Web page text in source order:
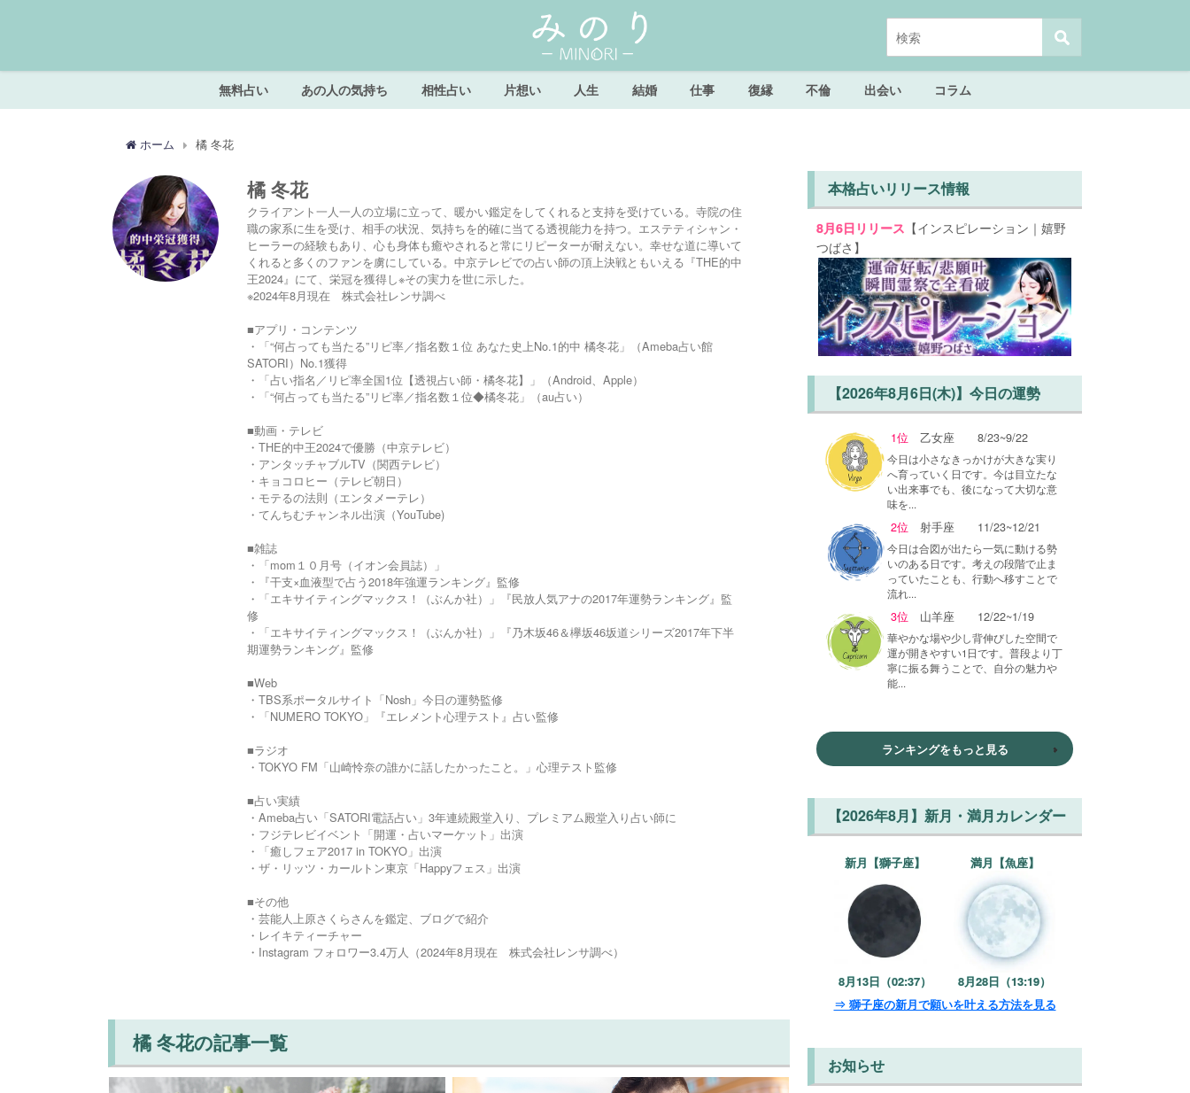
無料占い あの人の気持ち 相性占い 片想い 人生 結婚 仕事 復縁 不倫 出会い コラム
ホーム 橘 冬花
橘 冬花
クライアント一人一人の立場に立って、暖かい鑑定をしてくれると支持を受けている。寺院の住
職の家系に生を受け、相手の状況、気持ちを的確に当てる透視能力を持つ。エステティシャン・
ヒーラーの経験もあり、心も身体も癒やされると常にリピーターが耐えない。幸せな道に導いて
くれると多くのファンを虜にしている。中京テレビでの占い師の頂上決戦ともいえる『THE的中
王2024』にて、栄冠を獲得し※その実力を世に示した。
※2024年8月現在 株式会社レンサ調べ
■アプリ・コンテンツ
・「“何占っても当たる”リピ率／指名数１位 あなた史上No.1的中 橘冬花」（Ameba占い館
SATORI）No.1獲得
・「占い指名／リピ率全国1位【透視占い師・橘冬花】」（Android、Apple）
・「“何占っても当たる”リピ率／指名数１位◆橘冬花」（au占い）
■動画・テレビ
・THE的中王2024で優勝（中京テレビ）
・アンタッチャブルTV（関西テレビ）
・キョコロヒー（テレビ朝日）
・モテるの法則（エンタメーテレ）
・てんちむチャンネル出演（YouTube)
■雑誌
・「mom１０月号（イオン会員誌）」
・『干支×血液型で占う2018年強運ランキング』監修
・「エキサイティングマックス！（ぶんか社）」『民放人気アナの2017年運勢ランキング』監
修
・「エキサイティングマックス！（ぶんか社）」『乃木坂46＆欅坂46坂道シリーズ2017年下半
期運勢ランキング』監修
■Web
・TBS系ポータルサイト「Nosh」今日の運勢監修
・「NUMERO TOKYO」『エレメント心理テスト』占い監修
■ラジオ
・TOKYO FM「山崎怜奈の誰かに話したかったこと。」心理テスト監修
■占い実績
・Ameba占い「SATORI電話占い」3年連続殿堂入り、プレミアム殿堂入り占い師に
・フジテレビイベント「開運・占いマーケット」出演
・「癒しフェア2017 in TOKYO」出演
・ザ・リッツ・カールトン東京「Happyフェス」出演
■その他
・芸能人上原さくらさんを鑑定、ブログで紹介
・レイキティーチャー
・Instagram フォロワー3.4万人（2024年8月現在 株式会社レンサ調べ）
橘 冬花の記事一覧
本格占いリリース情報
8月6日リリース 【インスピレーション｜嬉野
つばさ】
【2026年8月6日(木)】今日の運勢
1位 乙女座 8/23~9/22
今日は小さなきっかけが大きな実り
へ育っていく日です。今は目立たな
い出来事でも、後になって大切な意
味を...
2位 射手座 11/23~12/21
今日は合図が出たら一気に動ける勢
いのある日です。考えの段階で止ま
っていたことも、行動へ移すことで
流れ...
3位 山羊座 12/22~1/19
華やかな場や少し背伸びした空間で
運が開きやすい1日です。普段より丁
寧に振る舞うことで、自分の魅力や
能...
ランキングをもっと見る
【2026年8月】新月・満月カレンダー
新月【獅子座】
8月13日（02:37）
満月【魚座】
8月28日（13:19）
⇒ 獅子座の新月で願いを叶える方法を見る
お知らせ